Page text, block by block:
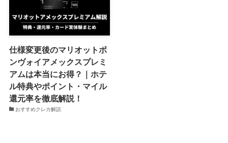
仕様変更後のマリオットボ
ンヴォイアメックスプレミ
アムは本当にお得？｜ホテ
ル特典やポイント・マイル
還元率を徹底解説！
おすすめクレカ解説